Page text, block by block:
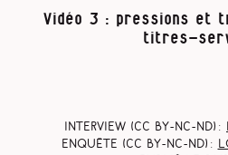
Vidéo 3 : pressions et
titres-
Interview (CC BY-NC-ND) :
Enquête (CC BY-NC-ND) :